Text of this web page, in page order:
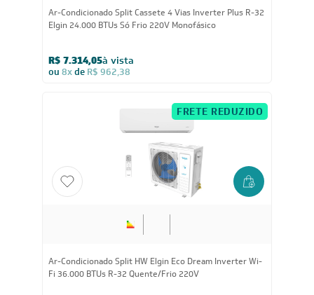
Ar-Condicionado Split Cassete 4 Vias Inverter Plus R-32
Elgin 24.000 BTUs Só Frio 220V Monofásico
R$ 7.314,05à vista
ou 8xde R$ 962,38
FRETE REDUZIDO
Ar-Condicionado Split HW Elgin Eco Dream Inverter Wi-
Fi 36.000 BTUs R-32 Quente/Frio 220V